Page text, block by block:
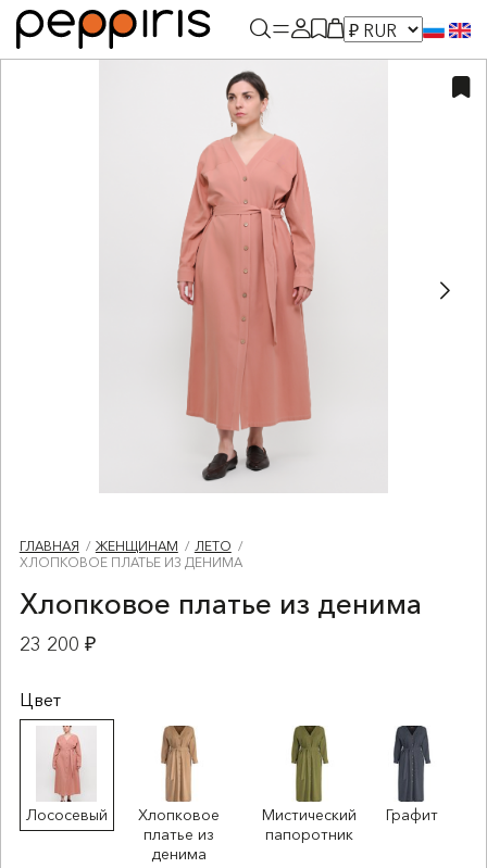
ГЛАВНАЯ ЖЕНЩИНАМ
ЛЕТО
ХЛОПКОВОЕ ПЛАТЬЕ ИЗ ДЕНИМА
Хлопковое платье из денима
23 200 ₽
Цвет
Лососевый
Хлопковое
платье из
денима
Мистический
папоротник
Графит